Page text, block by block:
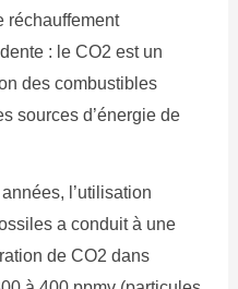
réchauffement
: le CO2 est un
des combustibles
sources d’énergie de
l’utilisation
a conduit à une
de CO2 dans